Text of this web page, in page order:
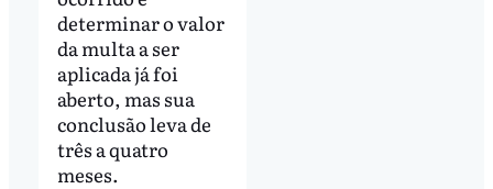
determinar o valor
da multa a ser
aplicada já foi
aberto, mas sua
conclusão leva de
três a quatro
meses.